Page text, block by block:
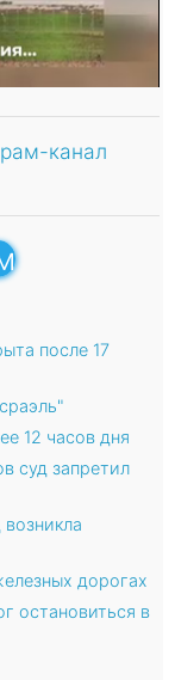
канал
после 17
12 часов дня
суд запретил
дорогах
остановиться в